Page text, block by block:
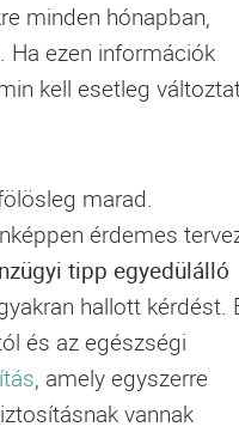
minden hónapban,
Ha ezen információk
kell esetleg
marad.
érdemes
tipp egyedülálló
hallott kérdést.
és az egészségi
, amely egyszerre
vannak